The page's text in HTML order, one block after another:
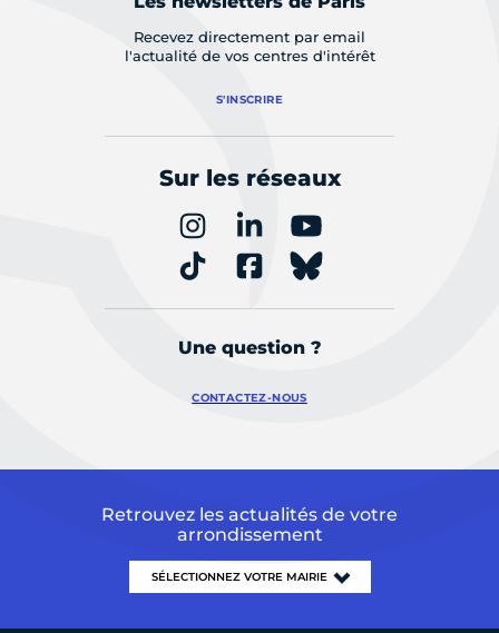
Recevez directement par email
l'actualité de vos centres d'intérêt
S'INSCRIRE
Sur les réseaux
Une question ?
CONTACTEZ-NOUS
Retrouvez les actualités de votre
arrondissement